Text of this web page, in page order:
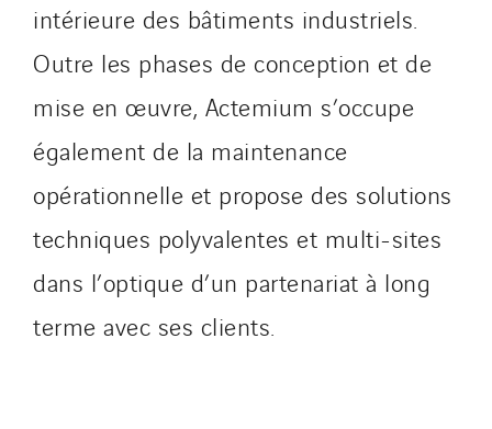
intérieure des bâtiments industriels.
Outre les phases de conception et de
mise en œuvre, Actemium s’occupe
également de la maintenance
opérationnelle et propose des solutions
techniques polyvalentes et multi-sites
dans l’optique d’un partenariat à long
terme avec ses clients.